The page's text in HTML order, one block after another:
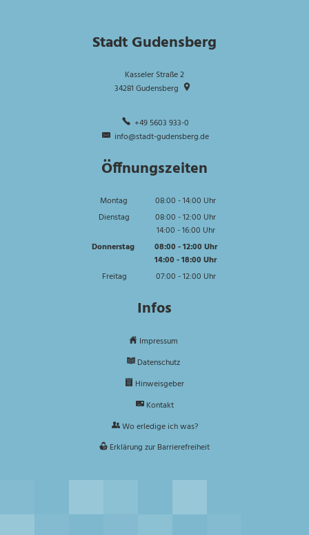
Stadt Gudensberg
Kasseler Straße 2
34281 Gudensberg
+49 5603 933-0
info@stadt-gudensberg.de
Öffnungszeiten
Montag 08:00 -14:00 Uhr
Von 08:00 bis 14:00 Uhr
Dienstag 08:00 -12:00 Uhr
Von 08:00 bis 12:00 Uhr
14:00 -16:00 Uhr
Von 14:00 bis 16:00 Uhr
Donnerstag 08:00 -12:00 Uhr
Von 08:00 bis 12:00 Uhr
14:00 -18:00 Uhr
Von 14:00 bis 18:00 Uhr
Freitag 07:00 -12:00 Uhr
Infos
Impressum
Datenschutz
Hinweisgeber
Kontakt
Wo erledige ich was?
Erklärung zur Barrierefreiheit